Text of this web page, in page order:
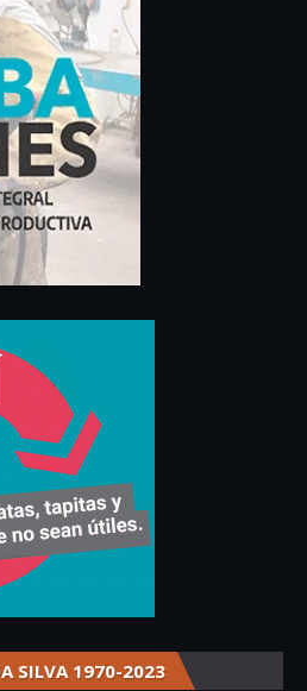
SILVA 1970-2023